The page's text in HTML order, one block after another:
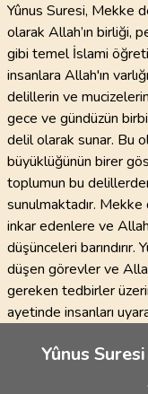
Yûnus Suresi, Mekke
olarak Allah’ın birliği,
gibi temel İslami
insanlara Allah'ın
delillerin ve
gece ve gündüzün
delil olarak sunar. Bu
büyüklüğünün birer
toplumun bu
sunulmaktadır.
inkar edenlere ve
düşünceleri
düşen görevler ve
gereken tedbirler
ayetinde insanları
Yûnus